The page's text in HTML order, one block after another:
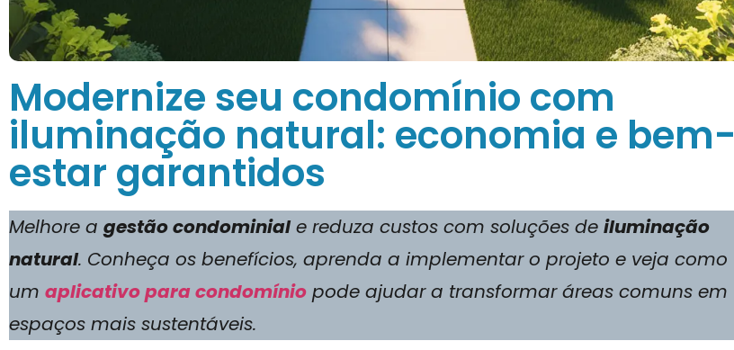
Modernize seu condomínio com
iluminação natural: economia e bem-
estar garantidos
Melhore a gestão condominiale reduza custos com soluções de iluminação
natural. Conheça os benefícios, aprenda a implementar o projeto e veja como
um aplicativo para condomínio pode ajudar a transformar áreas comuns em
espaços mais sustentáveis.